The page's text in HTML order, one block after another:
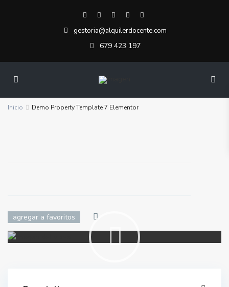
gestoria@alquilerdocente.com
679 423 197
Inicio Demo Property Template 7 Elementor
agregar a favoritos